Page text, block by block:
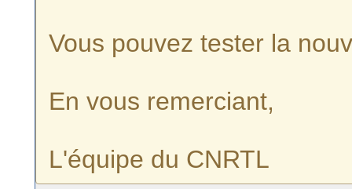
Vous pouvez tester la
En vous remerciant,
L'équipe du CNRTL